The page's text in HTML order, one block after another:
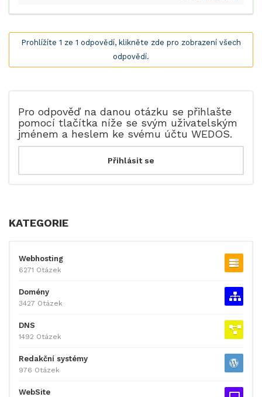
Prohlížíte 1 ze 1 odpovědí, klikněte zde pro zobrazení všech
odpovědí.
Pro odpověď na danou otázku se přihlašte
pomocí tlačítka níže se svým uživatelským
jménem a heslem ke svému účtu WEDOS.
KATEGORIE
Webhosting
6271 Otázek
Domény
3427 Otázek
DNS
1492 Otázek
Redakční systémy
976 Otázek
WebSite